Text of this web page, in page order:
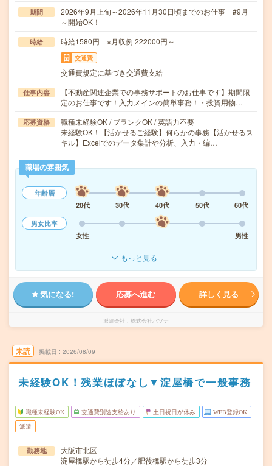
期間
2026年9月上旬～2026年11月30日頃までのお仕事 #9月
～開始OK！
時給 時給1580円 ※月収例 222000円～
交通費
交通費規定に基づき交通費支給
仕事内容
【不動産関連企業での事務サポートのお仕事です】期間限
定のお仕事です！入力メインの簡単事務！・投資用物…
応募資格
職種未経験OK / ブランクOK / 英語力不要
未経験OK！【活かせるご経験】何らかの事務【活かせるス
キル】Excelでのデータ集計や分析、入力・編…
職場の雰囲気
年齢層
20代
30代 40代 50代
60代
男女比率
女性
男性
もっと見る
気になる! 応募へ進む 詳しく見る
派遣会社 株式会社パソナ
未読 掲載日 2026/08/09
未経験OK！残業ほぼなし▼淀屋橋で一般事務
職種未経験OK 交通費別途支給あり 土日祝日が休み WEB登録OK
派遣
勤務地
大阪市北区
淀屋橋駅から徒歩4分／肥後橋駅から徒歩3分